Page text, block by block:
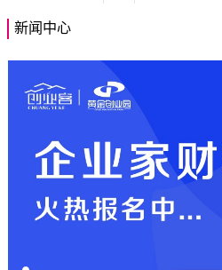
新闻中心